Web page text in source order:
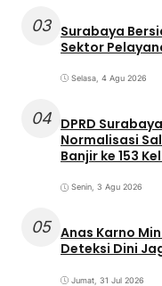
03 Surabaya
Sektor
Selasa, 4 Agu 2026
04 DPRD
Normalisasi
Banjir ke 153
Senin, 3 Agu 2026
05 Anas Karno
Deteksi Dini
Jumat, 31 Jul 2026